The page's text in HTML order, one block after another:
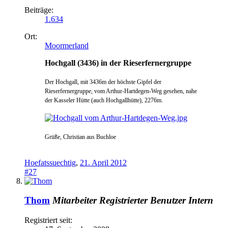
Beiträge:
1.634
Ort:
Moormerland
Hochgall (3436) in der Rieserfernergruppe
Der Hochgall, mit 3436m der höchste Gipfel der
Rieserfernergruppe, vom Arthur-Hartdegen-Weg gesehen, nahe
der Kasseler Hütte (auch Hochgallhütte), 2276m.
Grüße, Christian aus Buchloe
Hoefatssuechtig, 21. April 2012
#27
Thom Mitarbeiter Registrierter Benutzer Intern
Registriert seit: